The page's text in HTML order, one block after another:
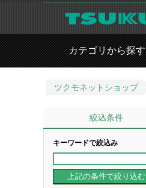
カテゴリから探す
ツクモネットショップ
絞込条件
キーワードで絞込み